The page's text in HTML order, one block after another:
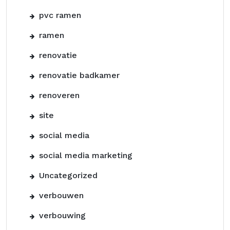
pvc ramen
ramen
renovatie
renovatie badkamer
renoveren
site
social media
social media marketing
Uncategorized
verbouwen
verbouwing